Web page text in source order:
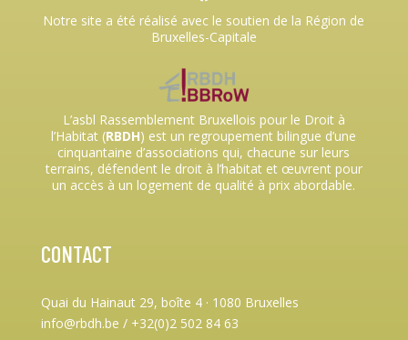
Notre site a été réalisé avec le soutien de la Région de
Bruxelles-Capitale
L’asbl Rassemblement Bruxellois pour le Droit à
l’Habitat (RBDH) est un regroupement bilingue d’une
cinquantaine d’associations qui, chacune sur leurs
terrains, défendent le droit à l’habitat et œuvrent pour
un accès à un logement de qualité à prix abordable.
CONTACT
Quai du Hainaut 29, boîte 4 · 1080 Bruxelles
info@rbdh.be / +32(0)2 502 84 63